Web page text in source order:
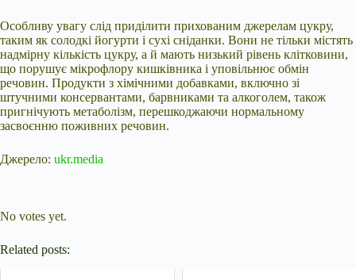
Особливу увагу слід приділити прихованим джерелам цукру,
таким як солодкі йогурти і сухі сніданки. Вони не тільки містять
надмірну кількість цукру, а й мають низький рівень клітковини,
що порушує мікрофлору кишківника і уповільнює обмін
речовин. Продукти з хімічними добавками, включно зі
штучними консервантами, барвниками та алкоголем, також
пригнічують метаболізм, перешкоджаючи нормальному
засвоєнню поживних речовин.
Джерело: ukr.media
No votes yet.
Related posts: